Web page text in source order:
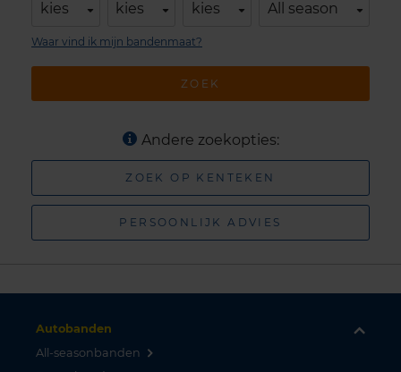
kies kies kies All season
ZOEK
Waar vind ik mijn bandenmaat?
Andere zoekopties:
ZOEK OP KENTEKEN
PERSOONLIJK ADVIES
Autobanden
All-seasonbanden